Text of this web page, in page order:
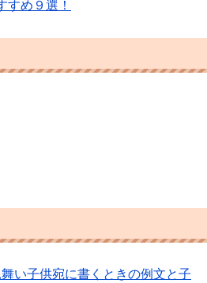
め９選！
い子供宛に書くときの例文と子